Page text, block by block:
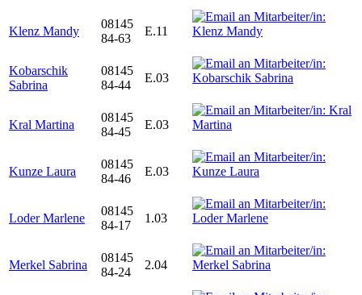
Klenz Mandy
08145
84-63
E.11
Kobarschik
Sabrina
08145
84-44
E.03
Kral Martina
08145
84-45
E.03
Kunze Laura
08145
84-46
E.03
Loder Marlene
08145
84-17
1.03
Merkel Sabrina
08145
84-24
2.04